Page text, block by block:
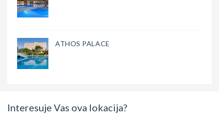
ATHOS PALACE
Interesuje Vas ova lokacija?